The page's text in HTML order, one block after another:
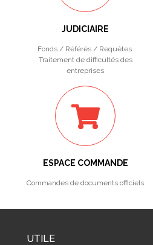
JUDICIAIRE
Fonds / Référés / Requêtes.
Traitement de difficultés des
entreprises
ESPACE COMMANDE
Commandes de documents officiels
UTILE